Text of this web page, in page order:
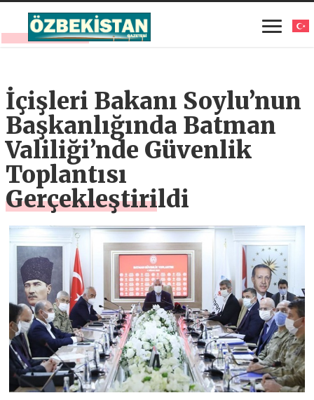
İçişleri Bakanı Soylu’nun
Başkanlığında Batman
Valiliği’nde Güvenlik
Toplantısı
Gerçekleştirildi